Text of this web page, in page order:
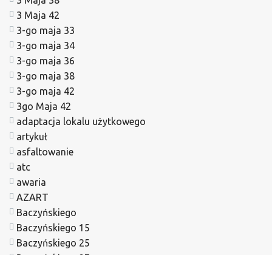
3 Maja 42
3-go maja 33
3-go maja 34
3-go maja 36
3-go maja 38
3-go maja 42
3go Maja 42
adaptacja lokalu użytkowego
artykuł
asfaltowanie
atc
awaria
AZART
Baczyńskiego
Baczyńskiego 15
Baczyńskiego 25